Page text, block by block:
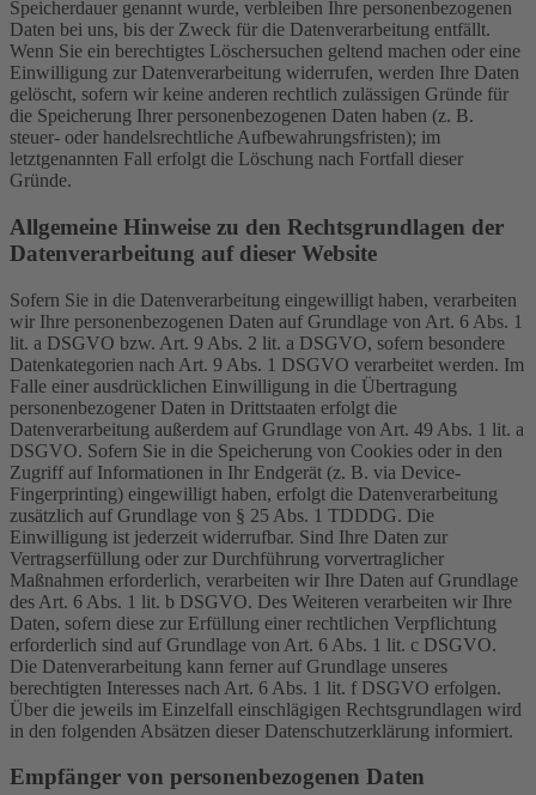
Speicherdauer genannt wurde, verbleiben Ihre personenbezogenen
Daten bei uns, bis der Zweck für die Datenverarbeitung entfällt.
Wenn Sie ein berechtigtes Löschersuchen geltend machen oder eine
Einwilligung zur Datenverarbeitung widerrufen, werden Ihre Daten
gelöscht, sofern wir keine anderen rechtlich zulässigen Gründe für
die Speicherung Ihrer personenbezogenen Daten haben (z. B.
steuer- oder handelsrechtliche Aufbewahrungsfristen); im
letztgenannten Fall erfolgt die Löschung nach Fortfall dieser
Gründe.
Allgemeine Hinweise zu den Rechtsgrundlagen der
Datenverarbeitung auf dieser Website
Sofern Sie in die Datenverarbeitung eingewilligt haben, verarbeiten
wir Ihre personenbezogenen Daten auf Grundlage von Art. 6 Abs. 1
lit. a DSGVO bzw. Art. 9 Abs. 2 lit. a DSGVO, sofern besondere
Datenkategorien nach Art. 9 Abs. 1 DSGVO verarbeitet werden. Im
Falle einer ausdrücklichen Einwilligung in die Übertragung
personenbezogener Daten in Drittstaaten erfolgt die
Datenverarbeitung außerdem auf Grundlage von Art. 49 Abs. 1 lit. a
DSGVO. Sofern Sie in die Speicherung von Cookies oder in den
Zugriff auf Informationen in Ihr Endgerät (z. B. via Device-
Fingerprinting) eingewilligt haben, erfolgt die Datenverarbeitung
zusätzlich auf Grundlage von § 25 Abs. 1 TDDDG. Die
Einwilligung ist jederzeit widerrufbar. Sind Ihre Daten zur
Vertragserfüllung oder zur Durchführung vorvertraglicher
Maßnahmen erforderlich, verarbeiten wir Ihre Daten auf Grundlage
des Art. 6 Abs. 1 lit. b DSGVO. Des Weiteren verarbeiten wir Ihre
Daten, sofern diese zur Erfüllung einer rechtlichen Verpflichtung
erforderlich sind auf Grundlage von Art. 6 Abs. 1 lit. c DSGVO.
Die Datenverarbeitung kann ferner auf Grundlage unseres
berechtigten Interesses nach Art. 6 Abs. 1 lit. f DSGVO erfolgen.
Über die jeweils im Einzelfall einschlägigen Rechtsgrundlagen wird
in den folgenden Absätzen dieser Datenschutzerklärung informiert.
Empfänger von personenbezogenen Daten